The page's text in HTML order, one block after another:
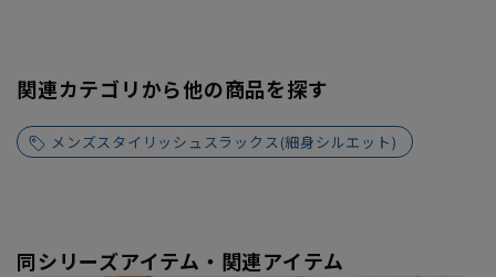
関連カテゴリから他の商品を探す
メンズスタイリッシュスラックス(細身シルエット)
同シリーズアイテム・関連アイテム